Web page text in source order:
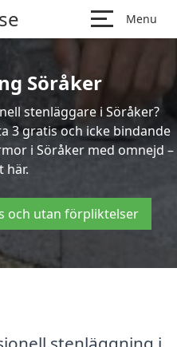
Menu
Söråker
stenläggare i Söråker?
3 gratis och icke bindande
i Söråker med omnejd –
här.
och utan förpliktelser